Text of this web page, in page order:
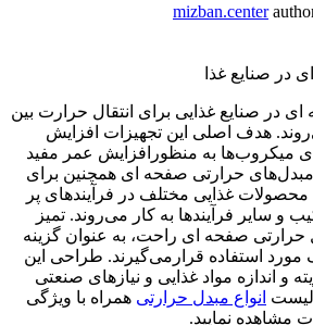
mizban.center
در صنایع غذایی برای انتقال حرارت بین
هدف اصلی این تجهیزات افزایش
میکروب‌ها به منظورافزایش عمر مفید
حرارتی صفحه ای همچنین برای
غذایی مختلف در فرآیندهای پر
سایر فرآیندها به کار می‌روند. تمیز
صفحه ای راحت، به عنوان گزینه
استفاده قرارمی‌گیرند. طراحی این
و اندازه مواد غذایی و نیازهای صنعتی
انواع مبدل حرارتی همراه با ویژگی
مشاهده نمایید.